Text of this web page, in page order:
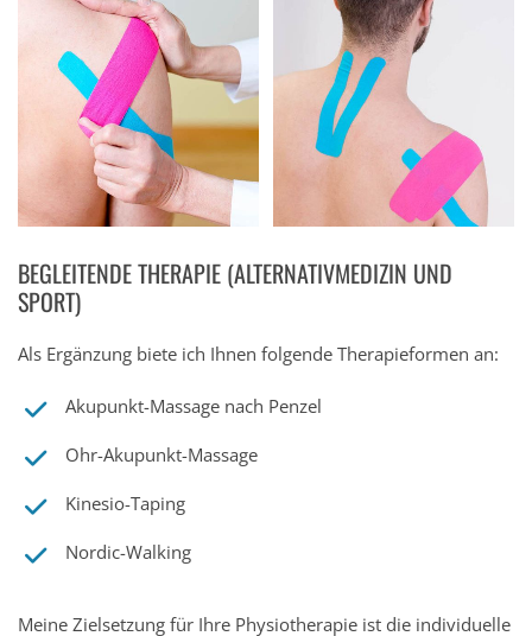
BEGLEITENDE THERAPIE (ALTERNATIVMEDIZIN UND
SPORT)
Als Ergänzung biete ich Ihnen folgende Therapieformen an:
Akupunkt-Massage nach Penzel
Ohr-Akupunkt-Massage
Kinesio-Taping
Nordic-Walking
Meine Zielsetzung für Ihre Physiotherapie ist die individuelle